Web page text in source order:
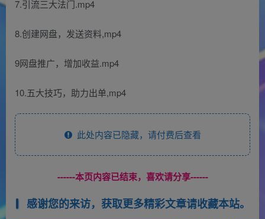
7.引流三大法门.mp4
8.创建网盘，发送资料,mp4
9网盘推广，增加收益.mp4
10.五大技巧，助力出单,mp4
此处内容已隐藏，请付费后查看
------本页内容已结束，喜欢请分享------
感谢您的来访，获取更多精彩文章请收藏本站。